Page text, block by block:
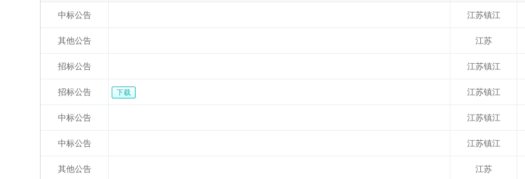
中标公告 江苏镇江
其他公告 江苏
招标公告 江苏镇江
招标公告 下载 江苏镇江
中标公告 江苏镇江
中标公告 江苏镇江
其他公告 江苏